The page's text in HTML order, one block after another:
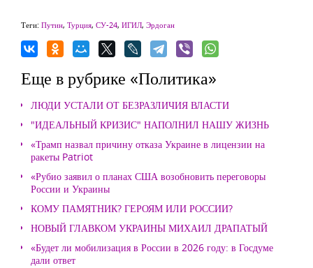
Теги: Путин, Турция, СУ-24, ИГИЛ, Эрдоган
Еще в рубрике «Политика»
ЛЮДИ УСТАЛИ ОТ БЕЗРАЗЛИЧИЯ ВЛАСТИ
"ИДЕАЛЬНЫЙ КРИЗИС" НАПОЛНИЛ НАШУ ЖИЗНЬ
«Трамп назвал причину отказа Украине в лицензии на
ракеты Patriot
«Рубио заявил о планах США возобновить переговоры
России и Украины
КОМУ ПАМЯТНИК? ГЕРОЯМ ИЛИ РОССИИ?
НОВЫЙ ГЛАВКОМ УКРАИНЫ МИХАИЛ ДРАПАТЫЙ
«Будет ли мобилизация в России в 2026 году: в Госдуме
дали ответ